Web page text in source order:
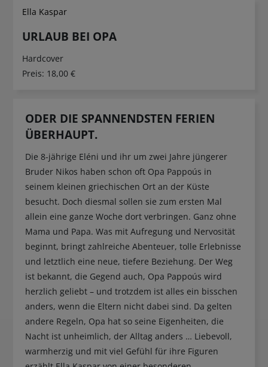
Ella Kaspar
URLAUB BEI OPA
Hardcover
Preis: 18,00 €
ODER DIE SPANNENDSTEN FERIEN
ÜBERHAUPT.
Die 8-jährige Eléni und ihr um zwei Jahre jüngerer
Bruder Nikos haben schon oft Opa Pappoús in
seinem kleinen griechischen Ort an der Küste
besucht. Doch diesmal sollen sie zum ersten Mal
allein eine ganze Woche dort verbringen. Ganz ohne
Mama und Papa. Was mit Aufregung und Nervosität
beginnt, bringt zahlreiche Abenteuer, tolle Erlebnisse
und letztlich eine neue, tiefere Beziehung. Der Weg
ist bekannt, die Gegend auch, Opa Pappoús wird
herzlich geliebt – und trotzdem ist alles ein bisschen
anders, wenn die Eltern nicht dabei sind. Da gelten
andere Regeln, Opa hat so seine Eigenheiten, die
Nacht ist unheimlich, der Alltag anders … Liebevoll,
warmherzig und mit viel Gefühl für ihre Figuren